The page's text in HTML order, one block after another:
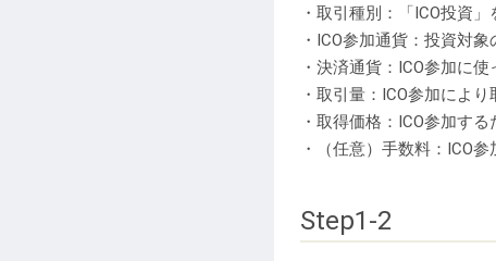
・取引種別：「ICO投資」
・ICO参加通貨：投資対
・決済通貨：ICO参加に
・取引量：ICO参加によ
・取得価格：ICO参加す
・（任意）手数料：ICO
Step1-2